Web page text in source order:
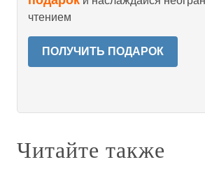
чтением
ПОЛУЧИТЬ ПОДАРОК
Читайте также